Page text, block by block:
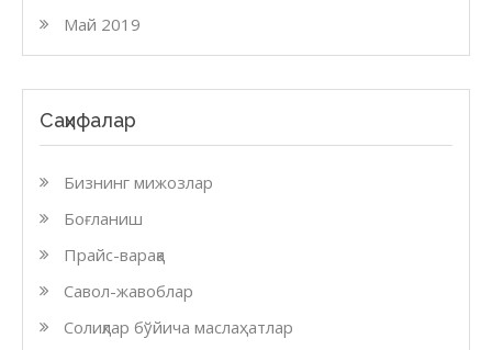
Май 2019
Саҳифалар
Бизнинг мижозлар
Боғланиш
Прайс-варақа
Савол-жавоблар
Солиқлар бўйича маслаҳатлар